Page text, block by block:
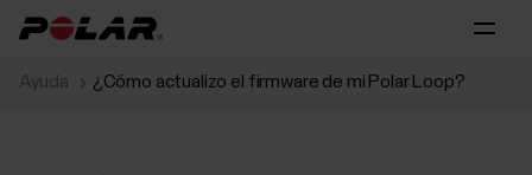
Ayuda ¿Cómo actualizo el firmware de mi Polar Loop?